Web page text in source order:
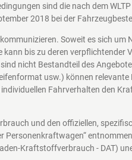
sind die nach dem
2018 bei der
Soweit es sich
bis zu deren
nicht Bestandteil des
usw.) können
Fahrverhalten den
und den offiziellen,
Personenkraftwagen“
Kraftstoffverbrauch - DAT)